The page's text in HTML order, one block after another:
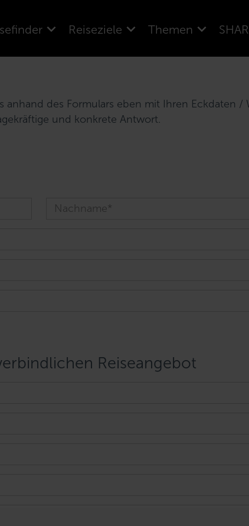
Reiseziele Themen
des Formulars eben mit Ihren Eckdaten
und konkrete Antwort.
Reiseangebot